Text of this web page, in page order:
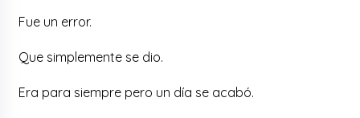
Fue un error.
Que simplemente se dio.
Era para siempre pero un día se acabó.